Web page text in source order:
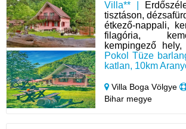
Villa** |
tisztáson,
étkező-nappali,
filagória,
kempingező hely,
Pokol Tüze
katlan, 10km
Villa Boga Völgye
Bihar megye